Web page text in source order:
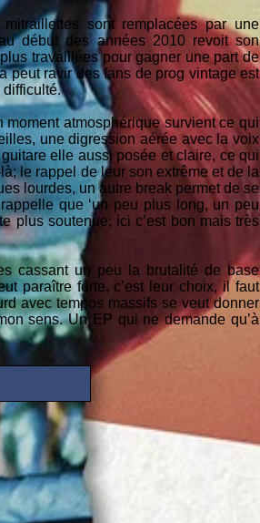
sont remplacées par une
début des années 2010 revoit son
travaillées pour gagner une part de
peut ravir des fans de prog vintage est
difficulté.
atmosphérique survient ce qui
une digression aérée avec la voix
elle aussi posée et claire, ce qui
le rappel de leur son extrême et de la
lourdes, un autre break permet de se
que ‘un peu plus long, un peu
plus soutenue; ici c’est bon mais très
cassant un peu la brutalité de base
paraître forte, c’est leur choix, il faut
avec tempos massifs se veut donner
sens. Un EP qui ne demande qu’à